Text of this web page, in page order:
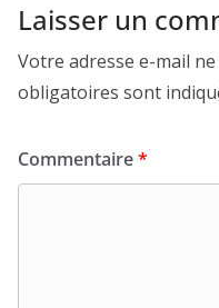
Laisser un
Votre adresse e-mail
obligatoires sont
Commentaire*